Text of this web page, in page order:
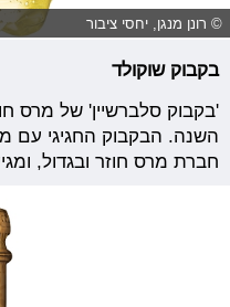
© רונן מנגן, יחסי ציבור
בקבוק שוקולד
'בקבוק סלברשיין' של מרס
השנה. הבקבוק החגיגי עם
חברת מרס חוזר ובגדול,